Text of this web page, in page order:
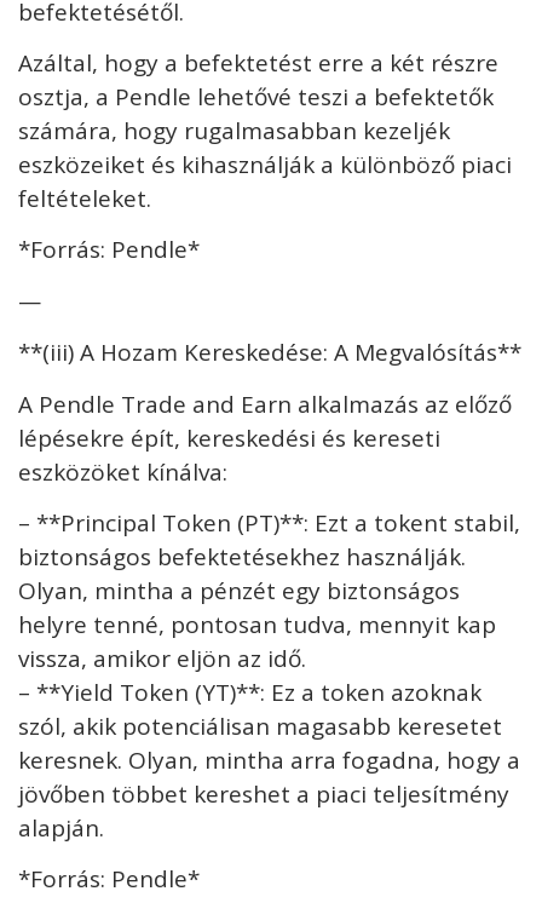
befektetésétől.
Azáltal, hogy a befektetést erre a két részre
osztja, a Pendle lehetővé teszi a befektetők
számára, hogy rugalmasabban kezeljék
eszközeiket és kihasználják a különböző piaci
feltételeket.
*Forrás: Pendle*
—
**(iii) A Hozam Kereskedése: A Megvalósítás**
A Pendle Trade and Earn alkalmazás az előző
lépésekre épít, kereskedési és kereseti
eszközöket kínálva:
– **Principal Token (PT)**: Ezt a tokent stabil,
biztonságos befektetésekhez használják.
Olyan, mintha a pénzét egy biztonságos
helyre tenné, pontosan tudva, mennyit kap
vissza, amikor eljön az idő.
– **Yield Token (YT)**: Ez a token azoknak
szól, akik potenciálisan magasabb keresetet
keresnek. Olyan, mintha arra fogadna, hogy a
jövőben többet kereshet a piaci teljesítmény
alapján.
*Forrás: Pendle*